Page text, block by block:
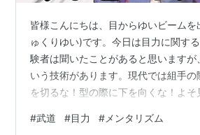
皆様こんにちは、目からゆいビームを
ゅくりゆい)です。今日は目力に関す
験者は聞いたことがあると思いますが
いう技術があります。現代では組手の
を切るな！型の際に下を向くな！よそ
に声でも目でも使えるものは何でも使
#武道 #目力 # メンタリズム